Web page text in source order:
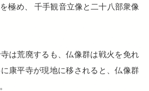
極め、 千手観音立像と二十八部衆像
は荒廃するも、仏像群は戦火を免れ
康平寺が現地に移されると、仏像群